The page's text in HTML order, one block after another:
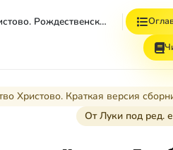
Рождество Христово. Рождественский Пост
Христово. Краткая версия
От Луки под ред.